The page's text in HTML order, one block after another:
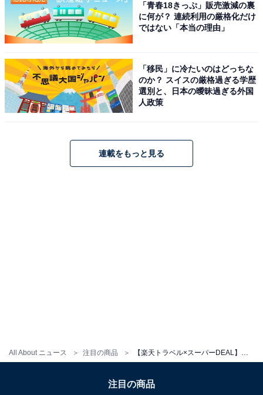
All About ニュース 注目の商品
すると、売上の一部がオールアバウトに還元されること
があります。
この記事の執筆者：
All About ニュース 旅行
部
全国の人気ホテルから今泊まりたい宿を厳選してご紹介。日々更新
される売れ筋ランキングや、見逃せないセール・キャンペーン情報
しか読めない独自コンテンツも充実。編集部員による宿泊レビュー
では、公式Webサイトだけでは分からないリアルな様子を紹介しま
あわせて読みたい
「青春18きっぷ」販売激減の裏
に何が？ 連続利用の厳格化だけ
ではない「本当の理由」
「移民」に冷たいのはどっちな
のか？ スイスの厳格過ぎる学歴
選別と、日本の曖昧過ぎる外国
人政策
連載をもっと見る
注目の商品